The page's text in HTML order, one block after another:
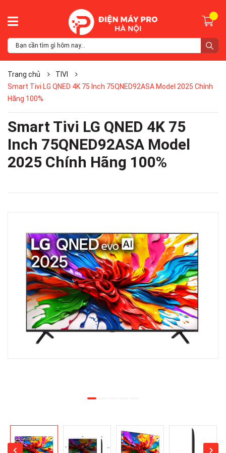
Trang chủ
TIVI
Smart Tivi LG QNED 4K 75 Inch 75QNED92ASA Model 2025 Chính
Hãng 100%
Smart Tivi LG QNED 4K 75
Inch 75QNED92ASA Model
2025 Chính Hãng 100%